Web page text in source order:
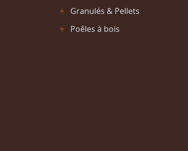
t
Granulés & Pellets
Poêles à bois